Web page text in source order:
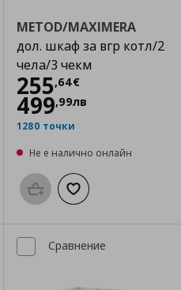
с любими
METOD/MAXIMERA
дол. шкаф за вгр котл/2
чела/3 чекм
255,64€
Цена
499,99лв
1280 точки
Не е налично онлайн
Προσθήκη στο καλάθι
Добави към
Сравнение